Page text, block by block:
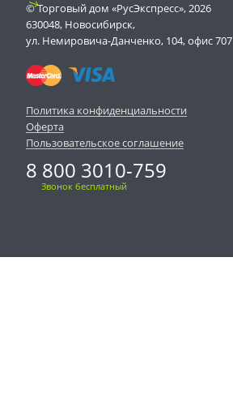
© Торговый дом «РусЭкспресс», 2026
630048, Новосибирск,
ул. Немировича-Данченко, 104, офис 707
Политика конфиденциальности
Оферта
Пользовательское соглашение
8 800 3010-759
Звонок бесплатный